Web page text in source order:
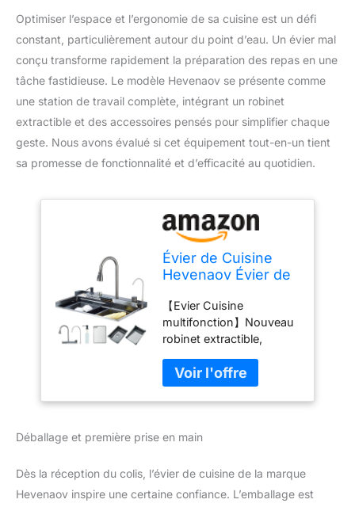
Optimiser l’espace et l’ergonomie de sa cuisine est un défi
constant, particulièrement autour du point d’eau. Un évier mal
conçu transforme rapidement la préparation des repas en une
tâche fastidieuse. Le modèle Hevenaov se présente comme
une station de travail complète, intégrant un robinet
extractible et des accessoires pensés pour simplifier chaque
geste. Nous avons évalué si cet équipement tout-en-un tient
sa promesse de fonctionnalité et d’efficacité au quotidien.
Évier de Cuisine
Hevenaov Évier de
Inoxydable évier de
cuisine gris foncé
avec robinet
extractible et autres
accessoires Pour
laver les légumes et
la vaisselle
【Evier Cuisine
multifonction】Nouveau
robinet extractible,
sortie, Et avec un robinet
d'eau pure, plus un
mode cascade, grande
doux et sans
pouvez changer à
volonté selon vos
Déballage et première prise en main
Dès la réception du colis, l’évier de cuisine de la marque
Hevenaov inspire une certaine confiance. L’emballage est